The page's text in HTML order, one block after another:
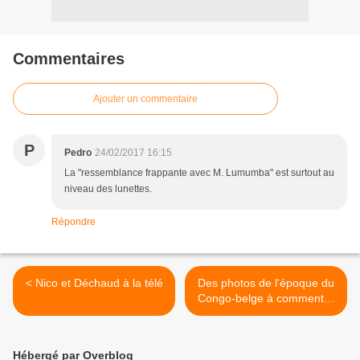
Commentaires
Ajouter un commentaire
P Pedro 24/02/2017 16:15
La "ressemblance frappante avec M. Lumumba" est surtout au
niveau des lunettes.
Répondre
< Nico et Déchaud à la télé
Des photos de l'époque du
Congo-belge à commenter
>
Hébergé par Overblog